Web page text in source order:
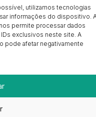
utilizamos tecnologias
informações do dispositivo.
permite processar dados
exclusivos neste site. A
pode afetar negativamente